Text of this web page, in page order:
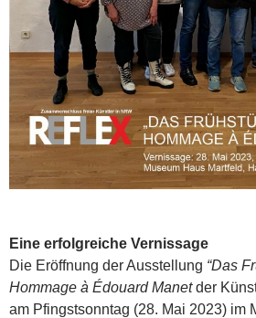
Eine erfolgreiche Vernissage
Die Eröffnung der Ausstellung “Das
Hommage à Édouard Manetder
am Pfingstsonntag (28. Mai 2023) im